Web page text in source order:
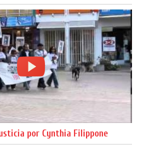
por Cynthia Filippone